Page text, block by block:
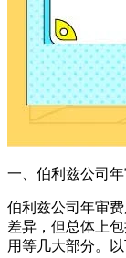
一、伯利兹公司
伯利兹公司年审
差异，但总体上
用等几大部分。